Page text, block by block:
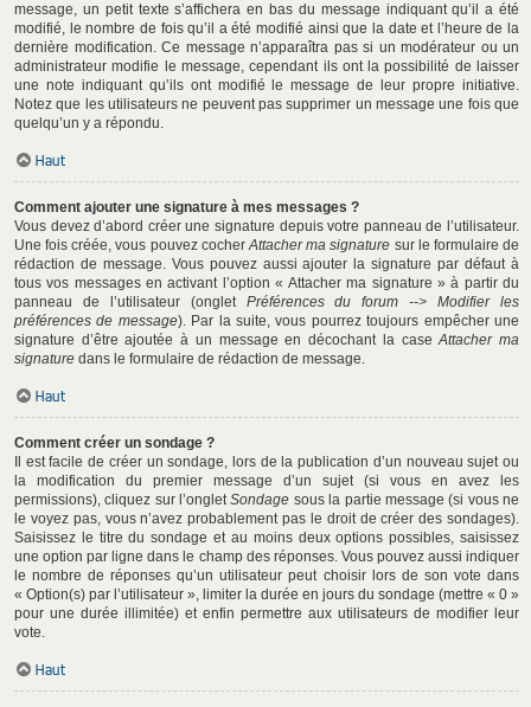
message, un petit texte s’affichera en bas du message indiquant qu’il a été
modifié, le nombre de fois qu’il a été modifié ainsi que la date et l’heure de la
dernière modification. Ce message n’apparaîtra pas si un modérateur ou un
administrateur modifie le message, cependant ils ont la possibilité de laisser
une note indiquant qu’ils ont modifié le message de leur propre initiative.
Notez que les utilisateurs ne peuvent pas supprimer un message une fois que
quelqu’un y a répondu.
Haut
Comment ajouter une signature à mes messages ?
Vous devez d’abord créer une signature depuis votre panneau de l’utilisateur.
Une fois créée, vous pouvez cocherAttacher ma signature sur le formulaire de
rédaction de message. Vous pouvez aussi ajouter la signature par défaut à
tous vos messages en activant l’option « Attacher ma signature » à partir du
panneau de l’utilisateur (onglet Préférences du forum --> Modifier les
préférences de message). Par la suite, vous pourrez toujours empêcher une
signature d’être ajoutée à un message en décochant la caseAttacher ma
signature dans le formulaire de rédaction de message.
Haut
Comment créer un sondage ?
Il est facile de créer un sondage, lors de la publication d’un nouveau sujet ou
la modification du premier message d’un sujet (si vous en avez les
permissions), cliquez sur l’ongletSondage sous la partie message (si vous ne
le voyez pas, vous n’avez probablement pas le droit de créer des sondages).
Saisissez le titre du sondage et au moins deux options possibles, saisissez
une option par ligne dans le champ des réponses. Vous pouvez aussi indiquer
le nombre de réponses qu’un utilisateur peut choisir lors de son vote dans
« Option(s) par l’utilisateur », limiter la durée en jours du sondage (mettre « 0 »
pour une durée illimitée) et enfin permettre aux utilisateurs de modifier leur
vote.
Haut